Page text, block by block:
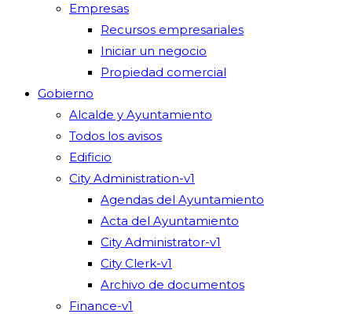
Empresas
Recursos empresariales
Iniciar un negocio
Propiedad comercial
Gobierno
Alcalde y Ayuntamiento
Todos los avisos
Edificio
City Administration-v1
Agendas del Ayuntamiento
Acta del Ayuntamiento
City Administrator-v1
City Clerk-v1
Archivo de documentos
Finance-v1